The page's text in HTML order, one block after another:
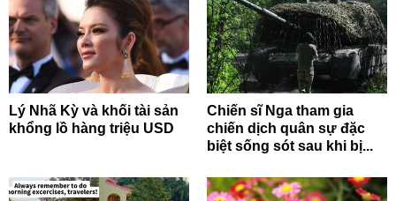
Lý Nhã Kỳ và khối tài sản
khổng lồ hàng triệu USD
Chiến sĩ Nga tham gia
chiến dịch quân sự đặc
biệt sống sót sau khi bị...